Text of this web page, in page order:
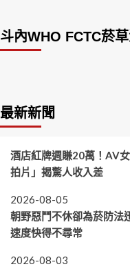
斗內WHO FCTC菸
最新新聞
酒店紅牌週賺20萬！AV
拍片」揭驚人收入差
2026-08-05
朝野惡鬥不休卻為菸防
速度快得不尋常
2026-08-03